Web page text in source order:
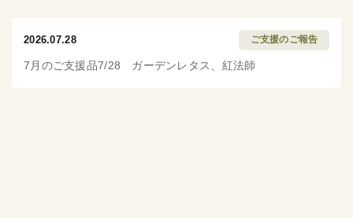
2026.07.28 ご支援のご報告
7月のご支援品7/28 ガーデンレタス、紅法師